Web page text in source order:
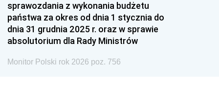
1951 1950
1948 1947 1946
1939 1938
sprawozdania z wykonania budżetu
państwa za okres od dnia 1 stycznia do
dnia 31 grudnia 2025 r. oraz w sprawie
absolutorium dla Rady Ministrów
Monitor Polski rok 2026 poz. 756